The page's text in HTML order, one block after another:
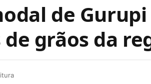
de
grãos da